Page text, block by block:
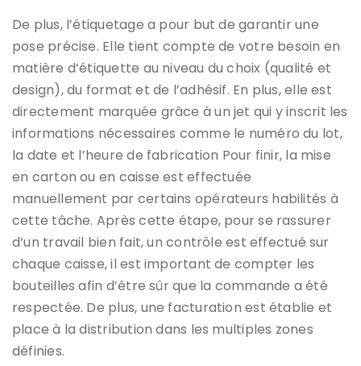
De plus, l’étiquetage a pour but de garantir une
pose précise. Elle tient compte de votre besoin en
matière d’étiquette au niveau du choix (qualité et
design), du format et de l’adhésif. En plus, elle est
directement marquée grâce à un jet qui y inscrit les
informations nécessaires comme le numéro du lot,
la date et l’heure de fabrication Pour finir, la mise
en carton ou en caisse est effectuée
manuellement par certains opérateurs habilités à
cette tâche. Après cette étape, pour se rassurer
d’un travail bien fait, un contrôle est effectué sur
chaque caisse, il est important de compter les
bouteilles afin d’être sûr que la commande a été
respectée. De plus, une facturation est établie et
place à la distribution dans les multiples zones
définies.